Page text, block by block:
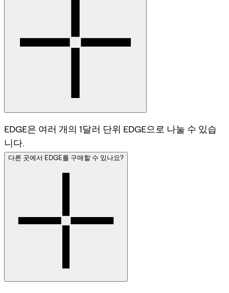
EDGE은 여러 개의 1달러 단위 EDGE으로 나눌 수 있습
니다.
다른 곳에서 EDGE를 구매할 수 있나요?